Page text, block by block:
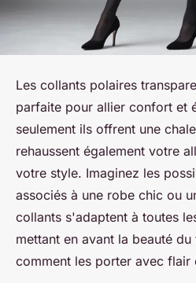
Les collants polaires
parfaite pour allier confort et
seulement ils offrent une
rehaussent également votre
votre style. Imaginez les
associés à une robe chic ou
collants s'adaptent à toutes
mettant en avant la beauté
comment les porter avec flair